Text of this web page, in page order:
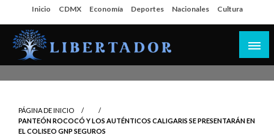
al
contenido
Inicio CDMX Economía Deportes Nacionales Cultura
PÁGINA DE INICIO
PANTEÓN ROCOCÓ Y LOS AUTÉNTICOS CALIGARIS SE PRESENTARÁN EN
EL COLISEO GNP SEGUROS